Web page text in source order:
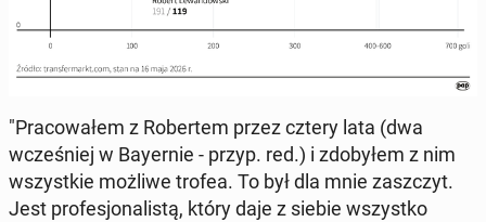
"Pra­co­wa­łem z Ro­ber­tem przez cztery lata (dwa
wcze­śniej w Bay­er­nie - przyp. red.) i zdo­by­łem z nim
wszyst­kie możliwe trofea. To był dla mnie za­szczyt.
Jest pro­fe­sjo­na­li­stą, który daje z siebie wszyst­ko